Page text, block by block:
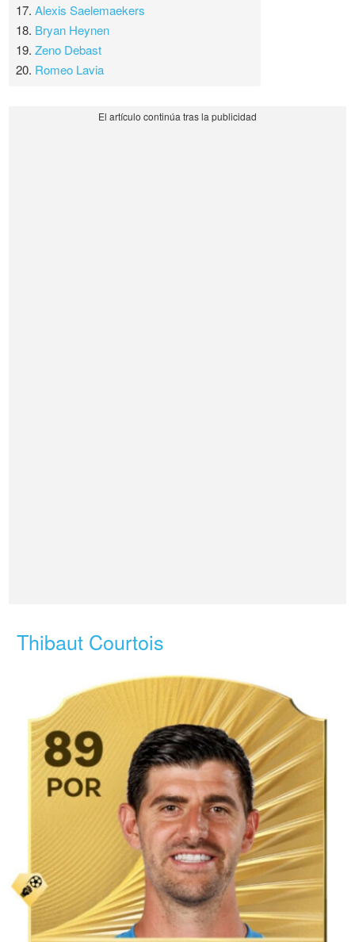
17.Alexis Saelemaekers
18. Bryan Heynen
19.Zeno Debast
20. Romeo Lavia
Thibaut Courtois